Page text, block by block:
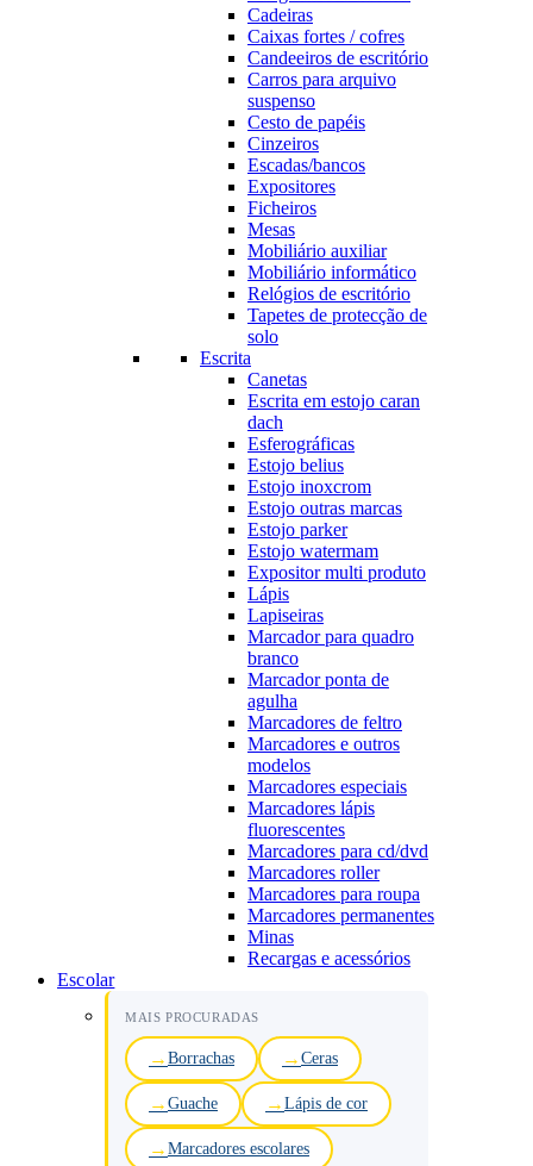
Cadeiras
Caixas fortes / cofres
Candeeiros de escritório
Carros para arquivo
suspenso
Cesto de papéis
Cinzeiros
Escadas/bancos
Expositores
Ficheiros
Mesas
Mobiliário auxiliar
Mobiliário informático
Relógios de escritório
Tapetes de protecção de
solo
Escrita
Canetas
Escrita em estojo caran
dach
Esferográficas
Estojo belius
Estojo inoxcrom
Estojo outras marcas
Estojo parker
Estojo watermam
Expositor multi produto
Lápis
Lapiseiras
Marcador para quadro
branco
Marcador ponta de
agulha
Marcadores de feltro
Marcadores e outros
modelos
Marcadores especiais
Marcadores lápis
fluorescentes
Marcadores para cd/dvd
Marcadores roller
Marcadores para roupa
Marcadores permanentes
Minas
Recargas e acessórios
Escolar
MAIS PROCURADAS
Borrachas Ceras
Guache Lápis de cor
Marcadores escolares